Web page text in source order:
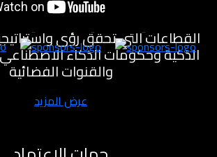
والصناعي والصحي والسياحي
القطاعات التي تحقق رؤى
الذكية وحكومات الذكاء
والقنوات الفضائية
عرض المزيد